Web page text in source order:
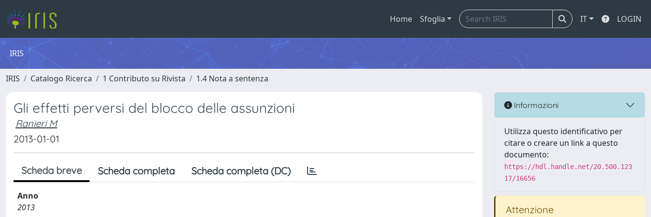
Home Sfoglia IT LOGIN
IRIS
IRIS Catalogo Ricerca 1 Contributo su Rivista 1.4 Nota a sentenza
Gli effetti perversi del blocco delle assunzioni
Ranieri M
2013-01-01
Scheda breve Scheda completa Scheda completa (DC)
Anno
2013
Informazioni
Utilizza questo identificativo per
citare o creare un link a questo
documento:
https://hdl.handle.net/20.500.123
17/16656
Attenzione